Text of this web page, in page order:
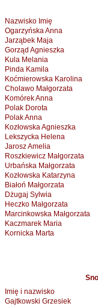
Nazwisko Imię
Ogarzyńska Anna
Jarząbek Maja
Gorząd Agnieszka
Kula Melania
Pinda Kamila
Koćmierowska Karolina
Cholawo Małgorzata
Komórek Anna
Polak Dorota
Polak Anna
Kozłowska Agnieszka
Lekszycka Helena
Jarosz Amelia
Roszkiewicz Małgorzata
Urbańska Małgorzata
Kozłowska Katarzyna
Białoń Małgorzata
Dżugaj Sylwia
Heczko Małgorzata
Marcinkowska Małgorzata
Kaczmarek Maria
Kornicka Marta
Imię i nazwisko
Gajtkowski Grzesiek